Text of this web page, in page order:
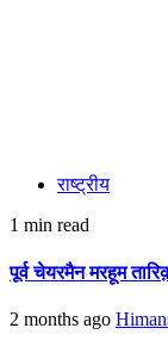
राष्ट्रीय
1 min read
पूर्व चेयरमैन मरहूम
2 months ago